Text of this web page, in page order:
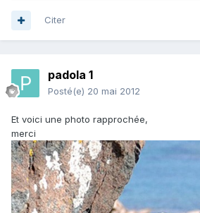
Citer
padola 1
Posté(e) 20 mai 2012
Et voici une photo rapprochée,
merci